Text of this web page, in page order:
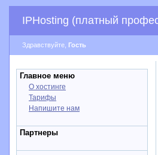
IPHosting (платный
Здравствуйте, Гость
Главное меню
О хостинге
Тарифы
Напишите нам
Партнеры